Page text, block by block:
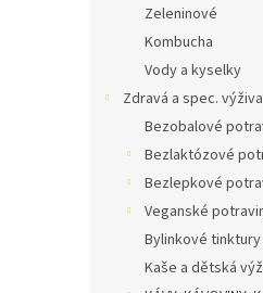
Zeleninové
Kombucha
Vody a kyselky
Zdravá a spec. výživa
Bezobalové
Bezlaktózové
Bezlepkové
Veganské
Bylinkové
Kaše a dětská